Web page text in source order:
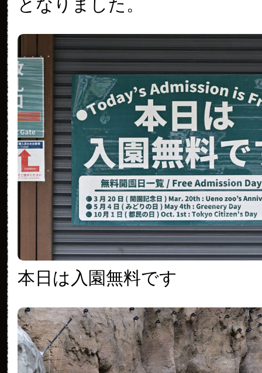
となりました。
本日は入園無料です